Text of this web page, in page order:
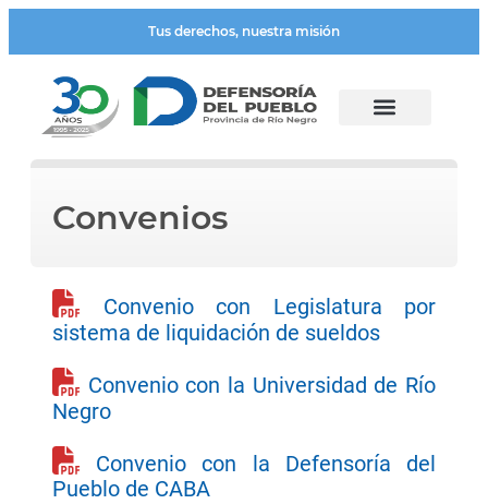
Tus derechos, nuestra misión
Convenios
Convenio con Legislatura por
sistema de liquidación de sueldos
Convenio con la Universidad de Río
Negro
Convenio con la Defensoría del
Pueblo de CABA